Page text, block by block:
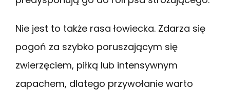
Nie jest to także rasa łowiecka. Zdarza się
pogoń za szybko poruszającym się
zwierzęciem, piłką lub intensywnym
zapachem, dlatego przywołanie warto